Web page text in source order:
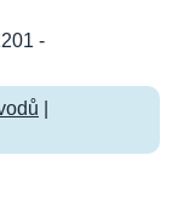
-